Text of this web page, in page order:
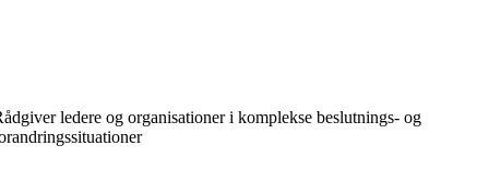
ledere og organisationer i komplekse beslutnings- og